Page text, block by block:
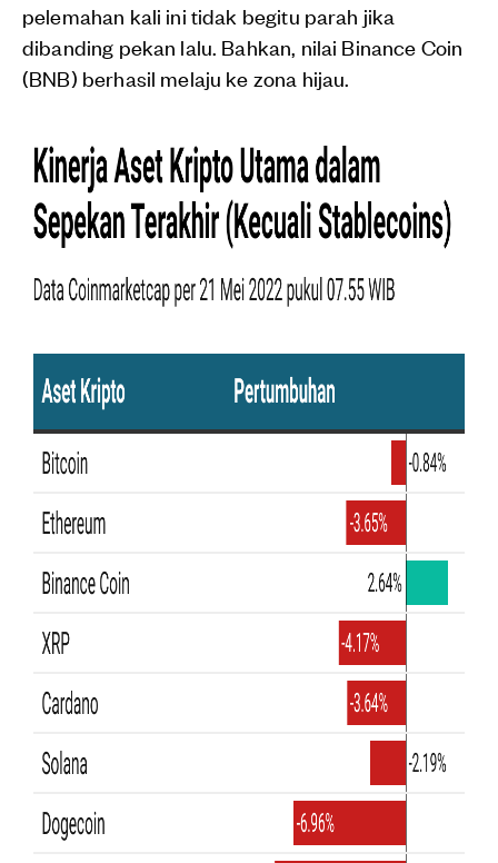
pelemahan kali ini tidak begitu parah jika
dibanding pekan lalu. Bahkan, nilai Binance Coin
(BNB) berhasil melaju ke zona hijau.